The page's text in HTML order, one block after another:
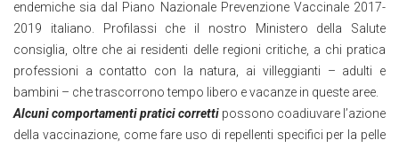
endemiche sia dal Piano Nazionale Prevenzione Vaccinale 2017-
2019 italiano. Profilassi che il nostro Ministero della Salute
consiglia, oltre che ai residenti delle regioni critiche, a chi pratica
professioni a contatto con la natura, ai villeggianti – adulti e
bambini – che trascorrono tempo libero e vacanze in queste aree.
Alcuni comportamenti pratici corretti possono coadiuvare l’azione
della vaccinazione, come fare uso di repellenti specifici per la pelle